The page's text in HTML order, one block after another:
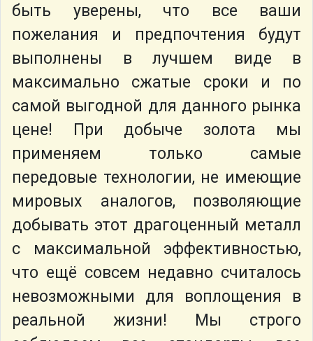
быть уверены, что все ваши
пожелания и предпочтения будут
выполнены в лучшем виде в
максимально сжатые сроки и по
самой выгодной для данного рынка
цене! При добыче золота мы
применяем только самые
передовые технологии, не имеющие
мировых аналогов, позволяющие
добывать этот драгоценный металл
с максимальной эффективностью,
что ещё совсем недавно считалось
невозможными для воплощения в
реальной жизни! Мы строго